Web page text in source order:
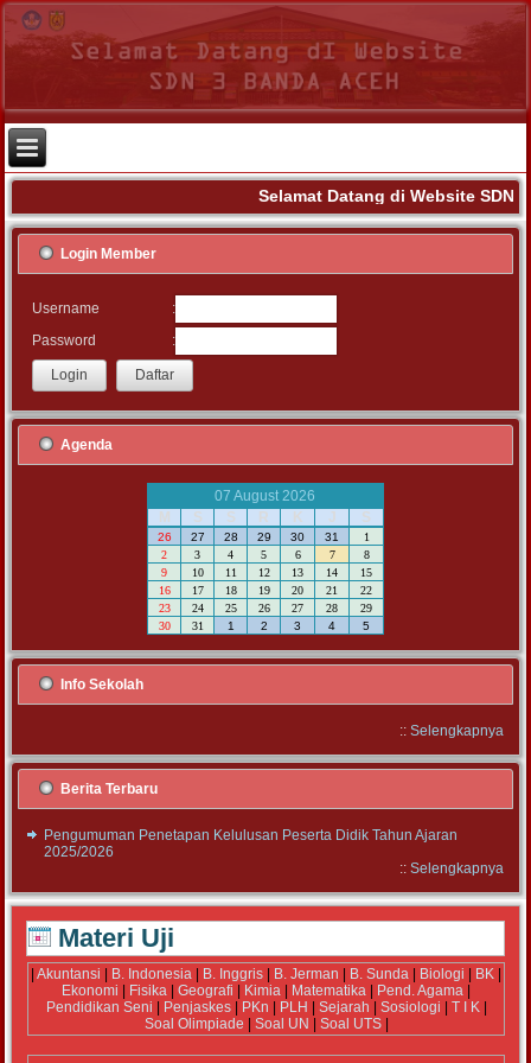
Selamat Datang di Website SDN
Login Member
Username
:
Password
:
Agenda
07 August 2026
M
S S R K J S
26 27 28 29 30 31
1
2
3 4 5 6 7
8
9
10 11 12 13 14
15
16
17 18 19 20 21
22
23
24 25 26 27 28
29
30
31 1 2 3 4 5
Info Sekolah
:: Selengkapnya
Berita Terbaru
Pengumuman Penetapan Kelulusan Peserta Didik Tahun Ajaran
2025/2026
:: Selengkapnya
Materi Uji
|Akuntansi B. Indonesia B. Inggris B. Jerman B. Sunda Biologi BK
Ekonomi
Fisika |Geografi Kimia Matematika Pend. Agama
Pendidikan Seni
Penjaskes| PKn PLH Sejarah Sosiologi T I K|
Soal Olimpiade
Soal UN Soal UTS|